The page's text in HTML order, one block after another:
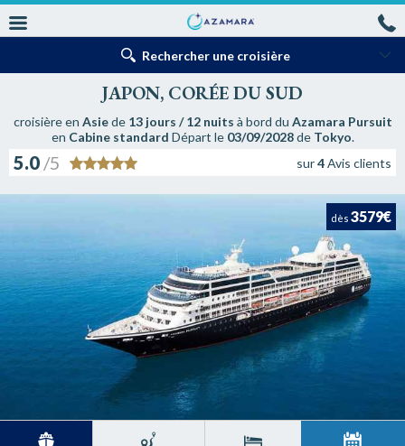
Rechercher une croisière
JAPON, CORÉE DU SUD
croisière en Asiede 13 jours / 12 nuits à bord du Azamara Pursuit
en Cabine standard Départ le 03/09/2028de Tokyo.
5.0 /5 sur4Avis clients
dès 3579€